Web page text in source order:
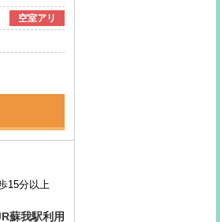
空室アリ
15分以上
蘇我駅利用